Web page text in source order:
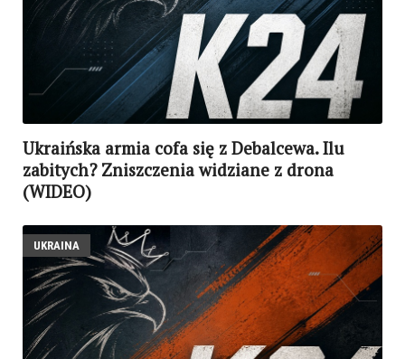
Ukraińska armia cofa się z Debalcewa. Ilu
zabitych? Zniszczenia widziane z drona
(WIDEO)
UKRAINA